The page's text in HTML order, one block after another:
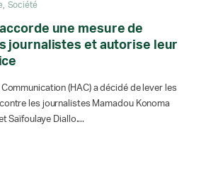
Société
accorde une mesure de
journalistes et autorise leur
(HAC) a décidé de lever les
les journalistes Mamadou Konoma
Saïfoulaye Diallo....